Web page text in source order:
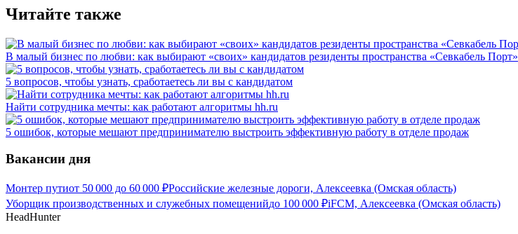
Читайте также
В малый бизнес по любви: как выбирают «своих» кандидатов резиденты пространства «Севкабель Порт»
5 вопросов, чтобы узнать, сработаетесь ли вы с кандидатом
Найти сотрудника мечты: как работают алгоритмы hh.ru
5 ошибок, которые мешают предпринимателю выстроить эффективную работу в отделе продаж
Вакансии дня
Монтер путиот 50 000 до 60 000 ₽Российские железные дороги, Алексеевка (Омская область)
Уборщик производственных и служебных помещенийдо 100 000 ₽iFCM, Алексеевка (Омская область)
HeadHunter